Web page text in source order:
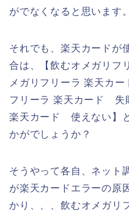
がでなくなると思います。
それでも、楽天カードが
合は、【飲むオメガリフ
メガリフリーラ 楽天カ
フリーラ 楽天カード 失
楽天カード 使えない】
かがでしょうか？
そうやって各自、ネット
が楽天カードエラーの原
かり、、、飲むオメガリ